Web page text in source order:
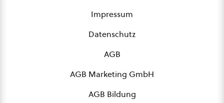
Impressum
Datenschutz
AGB
AGB Marketing GmbH
AGB Bildung